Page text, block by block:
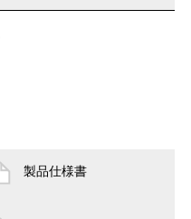
製品仕様書